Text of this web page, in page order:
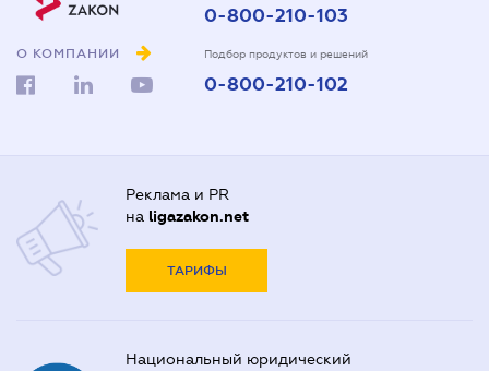
О КОМПАНИИ
0-800-210-103
Подбор продуктов и решений
0-800-210-102
Реклама и PR
на ligazakon.net
ТАРИФЫ
Национальный юридический